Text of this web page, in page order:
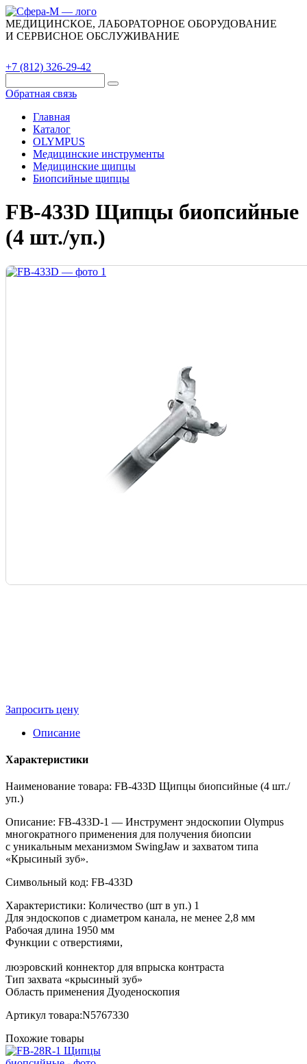
МЕДИЦИНСКОЕ, ЛАБОРАТОРНОЕ ОБОРУДОВАНИЕ
И СЕРВИСНОЕ ОБСЛУЖИВАНИЕ
+7 (812) 326-29-42
Обратная связь
Главная
Каталог
OLYMPUS
Медицинские инструменты
Медицинские щипцы
Биопсийные щипцы
FB-433D Щипцы биопсийные
(4 шт./уп.)
Запросить цену
Описание
Характеристики
Наименование товара: FB-433D Щипцы биопсийные (4 шт./
уп.)
Описание: FB-433D-1 — Инструмент эндоскопии Olympus
многократного применения для получения биопсии
с уникальным механизмом SwingJaw и захватом типа
«Крысиный зуб».
Символьный код: FB-433D
Характеристики: Количество (шт в уп.) 1
Для эндоскопов с диаметром канала, не менее 2,8 мм
Рабочая длина 1950 мм
Функции с отверстиями,
люэровский коннектор для впрыска контраста
Тип захвата «крысиный зуб»
Область применения Дуоденоскопия
Артикул товара:N5767330
Похожие товары